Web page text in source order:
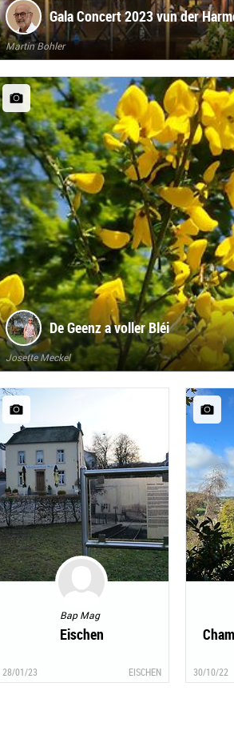
Gala Concert 2023 vun der
Martin Bohler
De Geenz a voller Bléi
Josette Meckel
Bap Mag
Eischen
28/01/23 EISCHEN 30/10/22